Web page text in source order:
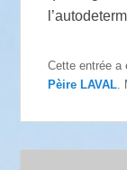
Cette entrée
Pèire LAVAL